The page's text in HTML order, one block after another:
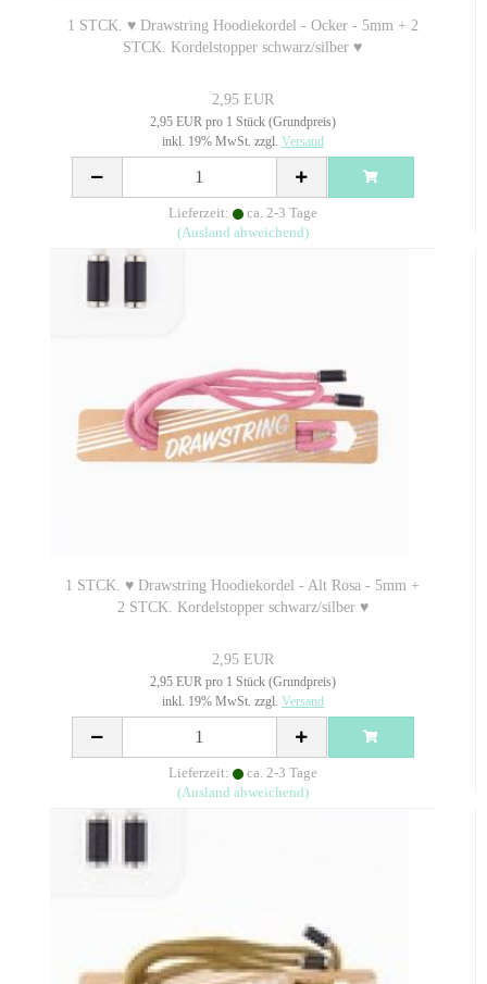
1 STCK. ♥ Drawstring Hoodiekordel - Ocker - 5mm + 2
STCK. Kordelstopper schwarz/silber ♥
2,95 EUR
2,95 EUR pro 1 Stück (Grundpreis)
inkl. 19% MwSt. zzgl. Versand
Lieferzeit:
ca. 2-3 Tage
(Ausland abweichend)
1 STCK. ♥ Drawstring Hoodiekordel - Alt Rosa - 5mm +
2 STCK. Kordelstopper schwarz/silber ♥
2,95 EUR
2,95 EUR pro 1 Stück (Grundpreis)
inkl. 19% MwSt. zzgl. Versand
Lieferzeit:
ca. 2-3 Tage
(Ausland abweichend)